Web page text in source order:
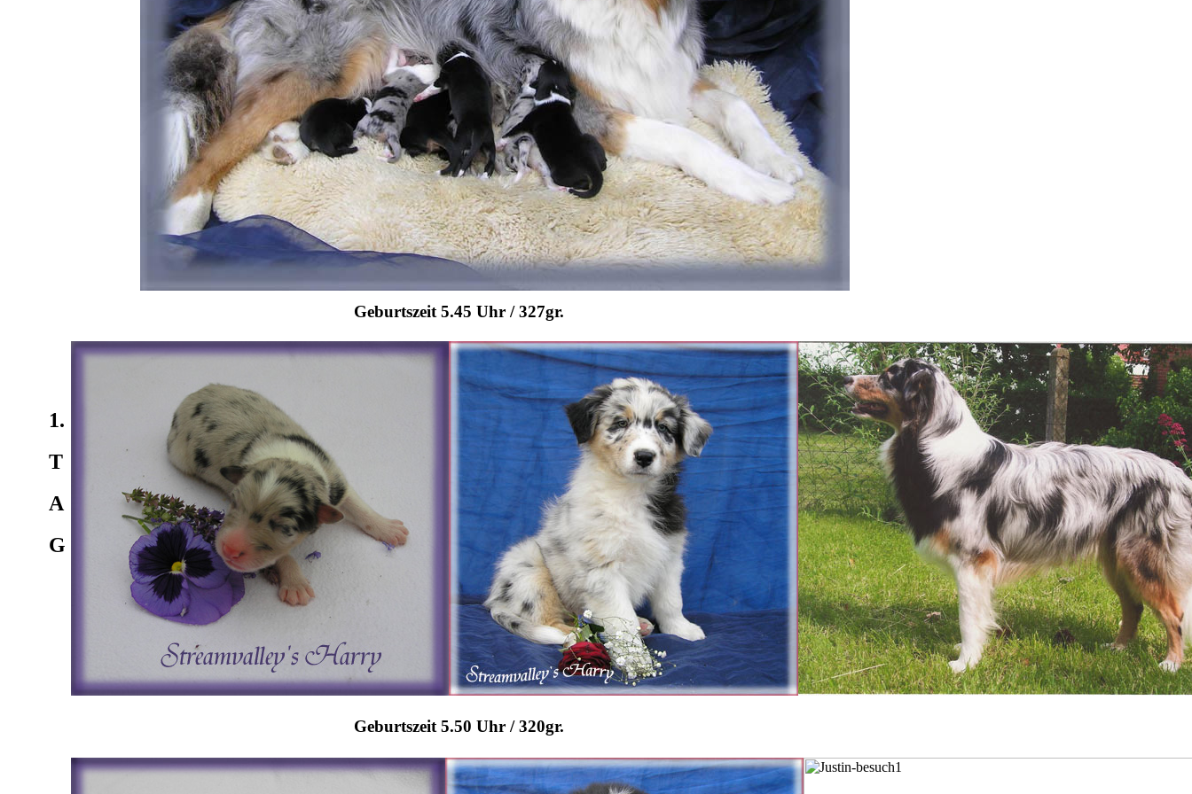
1.
T
A
G
Geburtszeit 5.45 Uhr / 327gr.
Geburtszeit 5.50 Uhr / 320gr.